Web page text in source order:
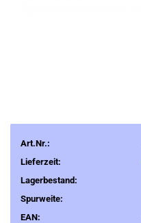
Art.Nr.:
Lieferzeit:
Lagerbestand:
Spurweite:
EAN: